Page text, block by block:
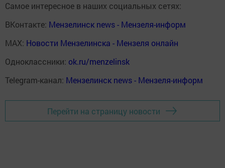
Самое интересное в наших социальных сетях:
ВКонтакте: Мензелинск news - Мензеля-информ
MAX: Новости Мензелинска - Мензеля онлайн
Одноклассники: ok.ru/menzelinsk
Telegram-канал: Мензелинск news - Мензеля-информ
Перейти на страницу новости